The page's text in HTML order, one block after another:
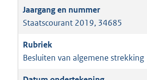
Staatscourant 2019, 34685
Besluiten van algemene strekking